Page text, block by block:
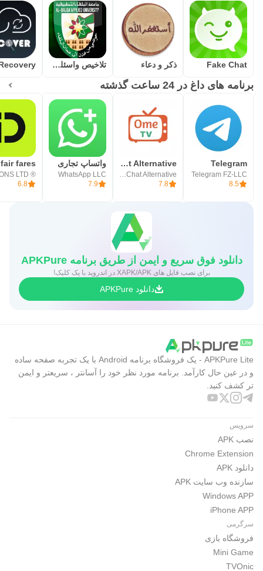
Fake Chat ذكر و دعاء تلاخيص واسئلة البلقاء
برنامه های داغ در 24 ساعت گذشته
Telegram
Telegram FZ-LLC
8.5
OmeTV – Video Chat Alternative
Video Chat Alternative
7.8
واتساپ تجاری
WhatsApp LLC
7.9
6.8
دانلود فوق سریع و ایمن از طریق برنامه APKPure
برای نصب فایل های XAPK/APK در اندروید با یک کلیک!
دانلود APKPure
APKPure Lite - یک فروشگاه برنامه Android با یک تجربه صفحه ساده
و در عین حال کارآمد. برنامه مورد نظر خود را آسانتر ، سریعتر و ایمن
تر کشف کنید.
سرویس
نصب APK
Chrome Extension
دانلود APK
سازنده وب سایت APK
Windows APP
iPhone APP
سرگرمی
فروشگاه بازی
Mini Game
TVOnic